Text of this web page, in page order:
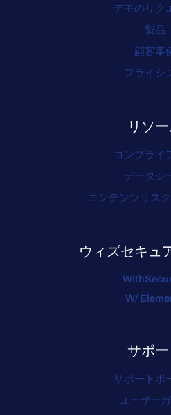
デモのリク
製品
顧客事
プライシ
リソー
コンプライ
データシ
コンテンツリス
ウィズセキュ
W/
サポー
サポートポ
ユーザー